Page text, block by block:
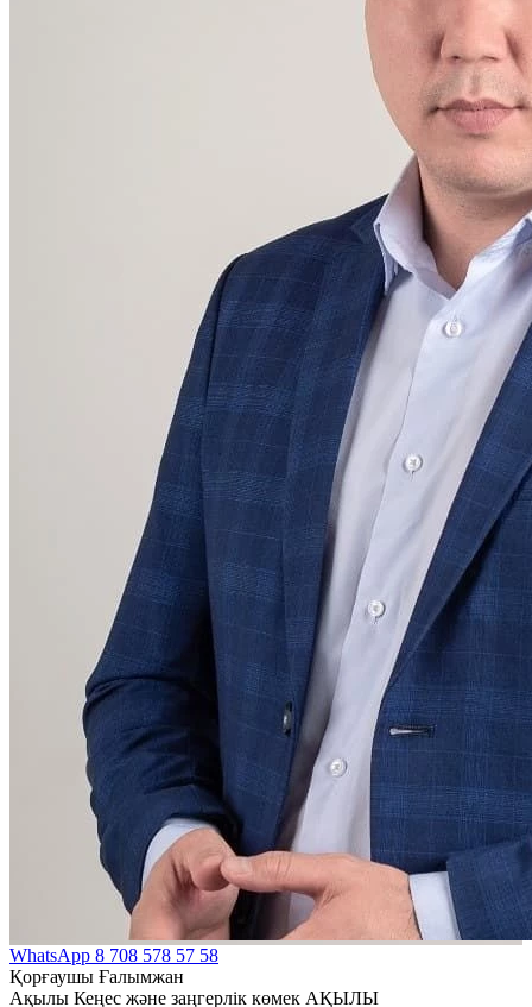
WhatsApp 8 708 578 57 58
Қорғаушы Ғалымжан
Ақылы Кеңес және заңгерлік көмек АҚЫЛЫ